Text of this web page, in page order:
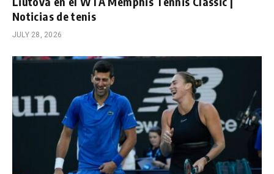
Noticias de tenis
JULY 28, 2026